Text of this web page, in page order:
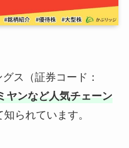
ス（証券コード：
ヤンなど人気チェーン
られています。